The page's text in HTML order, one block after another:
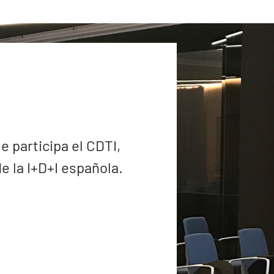
participa el CDTI,
la I+D+I española.